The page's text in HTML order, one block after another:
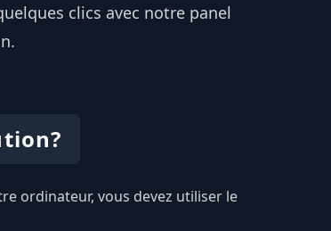
clics avec notre panel
ordinateur, vous devez utiliser le